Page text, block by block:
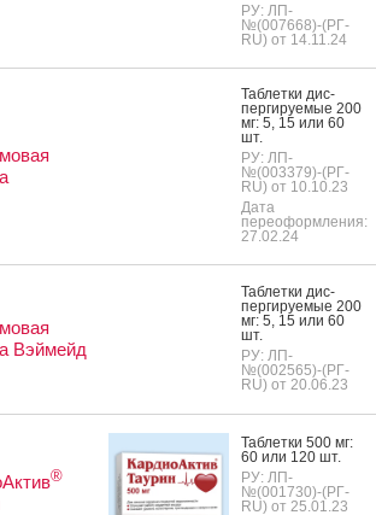
РУ: ЛП-
№(007668)-(РГ-
RU) от 14.11.24
Таб­летки дис­
перги­ру­емые 200
мг: 5, 15 или 60
шт.
РУ: ЛП-
№(003379)-(РГ-
RU) от 10.10.23
Дата
переоформления:
27.02.24
Вэймейд
Таб­летки дис­
перги­ру­емые 200
мг: 5, 15 или 60
шт.
РУ: ЛП-
№(002565)-(РГ-
RU) от 20.06.23
®
Таб­летки 500 мг:
60 или 120 шт.
РУ: ЛП-
№(001730)-(РГ-
RU) от 25.01.23